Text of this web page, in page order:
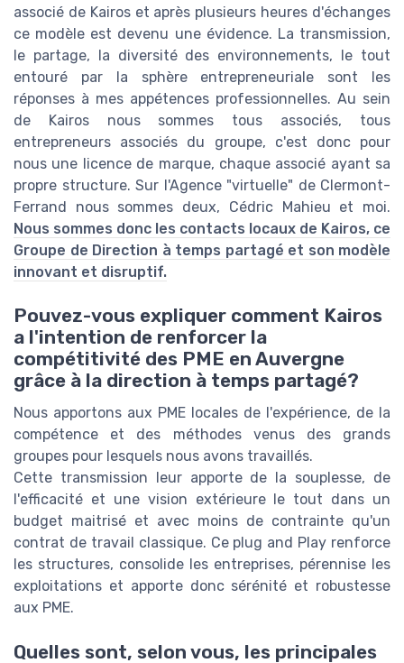
associé de Kairos et après plusieurs heures d'échanges
ce modèle est devenu une évidence. La transmission,
le partage, la diversité des environnements, le tout
entouré par la sphère entrepreneuriale sont les
réponses à mes appétences professionnelles. Au sein
de Kairos nous sommes tous associés, tous
entrepreneurs associés du groupe, c'est donc pour
nous une licence de marque, chaque associé ayant sa
propre structure. Sur l'Agence "virtuelle" de Clermont-
Ferrand nous sommes deux, Cédric Mahieu et moi.
Nous sommes donc les contacts locaux de Kairos, ce
Groupe de Direction à temps partagé et son modèle
innovant et disruptif.
Pouvez-vous expliquer comment Kairos
a l'intention de renforcer la
compétitivité des PME en Auvergne
grâce à la direction à temps partagé?
Nous apportons aux PME locales de l'expérience, de la
compétence et des méthodes venus des grands
groupes pour lesquels nous avons travaillés.
Cette transmission leur apporte de la souplesse, de
l'efficacité et une vision extérieure le tout dans un
budget maitrisé et avec moins de contrainte qu'un
contrat de travail classique. Ce plug and Play renforce
les structures, consolide les entreprises, pérennise les
exploitations et apporte donc sérénité et robustesse
aux PME.
Quelles sont, selon vous, les principales